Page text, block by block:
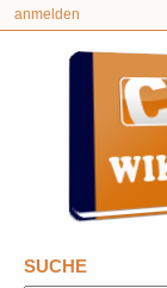
anmelden
SUCHE